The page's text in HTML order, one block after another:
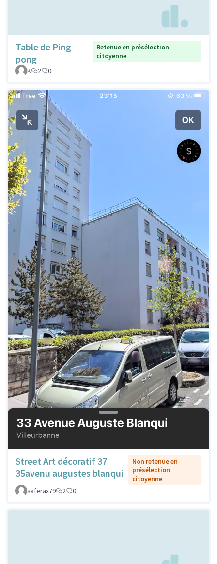
Table de Ping
pong
Retenue en présélection
citoyenne
K
2 0
Street Art décoratif 37
35avenu augustes blanqui
Non retenue en
présélection
citoyenne
saferax79
2 0